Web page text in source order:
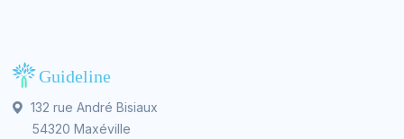
132 rue André Bisiaux
54320 Maxéville